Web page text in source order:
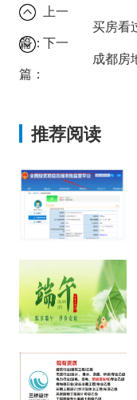
上一
篇：下一
篇：
推荐阅读